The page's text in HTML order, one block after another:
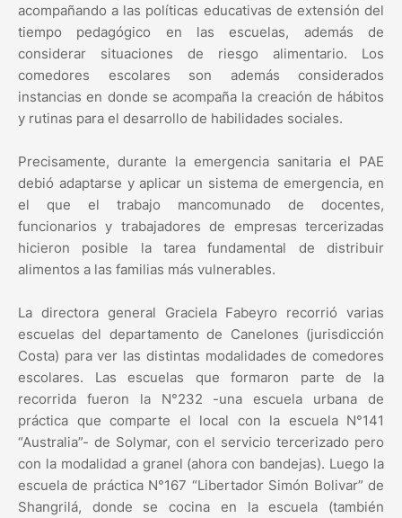
acompañando a las políticas educativas de extensión del
tiempo pedagógico en las escuelas, además de
considerar situaciones de riesgo alimentario. Los
comedores escolares son además considerados
instancias en donde se acompaña la creación de hábitos
y rutinas para el desarrollo de habilidades sociales.
Precisamente, durante la emergencia sanitaria el PAE
debió adaptarse y aplicar un sistema de emergencia, en
el que el trabajo mancomunado de docentes,
funcionarios y trabajadores de empresas tercerizadas
hicieron posible la tarea fundamental de distribuir
alimentos a las familias más vulnerables.
La directora general Graciela Fabeyro recorrió varias
escuelas del departamento de Canelones (jurisdicción
Costa) para ver las distintas modalidades de comedores
escolares. Las escuelas que formaron parte de la
recorrida fueron la N°232 -una escuela urbana de
práctica que comparte el local con la escuela N°141
“Australia”- de Solymar, con el servicio tercerizado pero
con la modalidad a granel (ahora con bandejas). Luego la
escuela de práctica N°167 “Libertador Simón Bolivar” de
Shangrilá, donde se cocina en la escuela (también